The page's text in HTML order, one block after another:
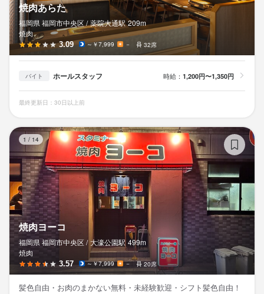
焼肉あらた
福岡県 福岡市中央区 / 薬院大通駅 209m
焼肉
3.09 ～￥7,999 － 32席
バイト ホールスタッフ 時給： 1,200円〜1,350円
最終更新日：30日以上前
1 / 14
焼肉ヨーコ
福岡県 福岡市中央区 / 大濠公園駅 499m
焼肉
3.57 ～￥7,999 － 20席
髪色自由・お肉のまかない無料・未経験歓迎・シフト髪色自由！
店名
焼肉 BAKUFU
勤務地
福岡県福岡市中央区春吉3-12-26 JOJOビル　2F
092-753-5735
法人名・事業者名
株式会社confront
最終更新日2026/05/18
法人名・事業者名
株式会社confront
最終更新日2026/05/18
法人名・事業者名
株式会社confront
最終更新日2026/05/09